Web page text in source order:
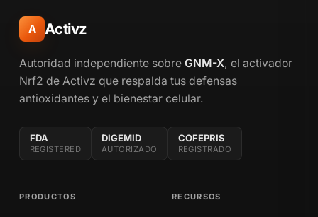
A Activz
Autoridad independiente sobre GNM-X, el activador
Nrf2 de Activz que respalda tus defensas
antioxidantes y el bienestar celular.
FDA
REGISTERED
DIGEMID
AUTORIZADO
COFEPRIS
REGISTRADO
PRODUCTOS RECURSOS